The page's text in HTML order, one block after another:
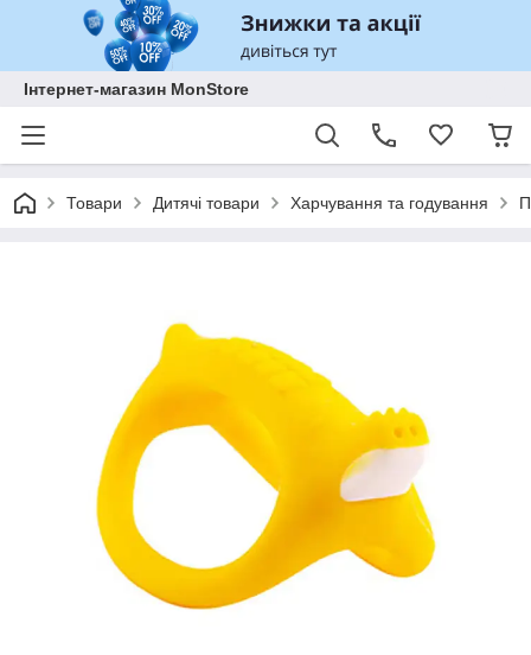
Інтернет-магазин MonStore
Товари Дитячі товари Харчування та годування